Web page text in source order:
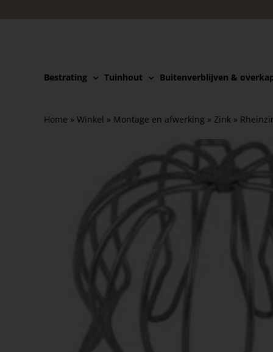
Bestrating Tuinhout Buitenverblijven &
Home » Winkel » Montage en afwerking » Zink»